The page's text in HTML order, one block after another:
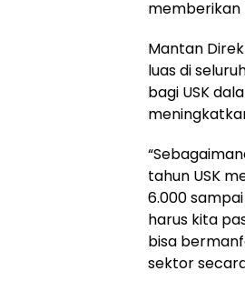
memberikan
Mantan
luas di
bagi USK
tahun USK
6.000
harus kita
bisa
sektor